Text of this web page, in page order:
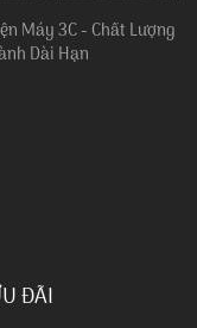
Máy 3C - Chất Lượng
Dài Hạn
ĐÃI